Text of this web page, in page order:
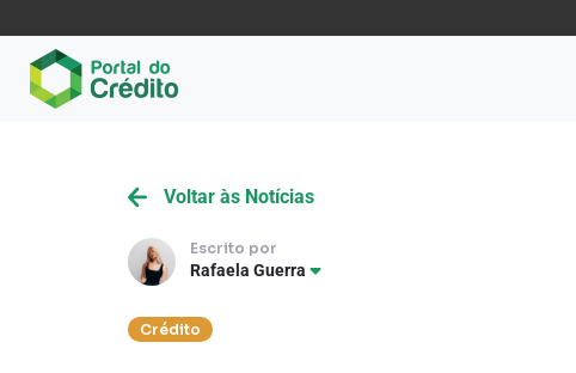
Voltar às Notícias
Escrito por
Rafaela Guerra
Crédito